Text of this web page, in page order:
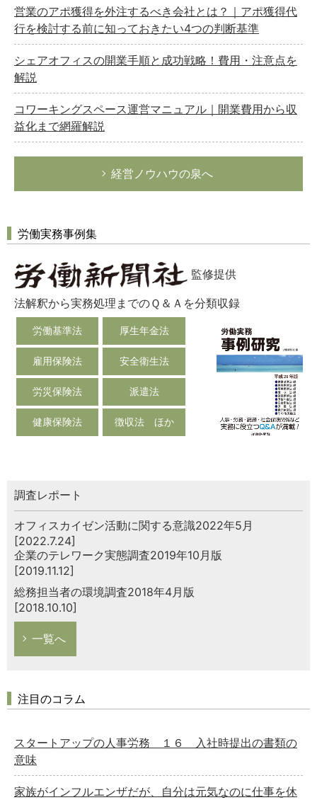
営業のアポ獲得を外注するべき会社とは？｜アポ獲得代
行を検討する前に知っておきたい4つの判断基準
シェアオフィスの開業手順と成功戦略！費用・注意点を
解説
コワーキングスペース運営マニュアル｜開業費用から収
益化まで網羅解説
経営ノウハウの泉へ
労働実務事例集
監修提供
法解釈から実務処理までのＱ＆Ａを分類収録
労働基準法 厚生年金法
雇用保険法 安全衛生法
労災保険法 派遣法
健康保険法 徴収法 ほか
調査レポート
オフィスカイゼン活動に関する意識2022年5月
[2022.7.24]
企業のテレワーク実態調査2019年10月版
[2019.11.12]
総務担当者の環境調査2018年4月版
[2018.10.10]
一覧へ
注目のコラム
スタートアップの人事労務 １６ 入社時提出の書類の
意味
家族がインフルエンザだが、自分は元気なのに仕事を休